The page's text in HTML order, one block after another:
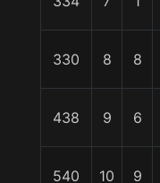
330 8 8
438 9 6
540 10 9